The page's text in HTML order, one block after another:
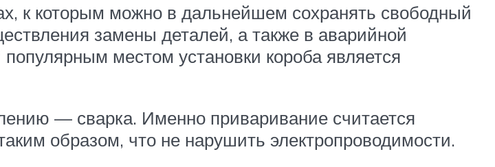
к которым можно в дальнейшем сохранять свободный
замены деталей, а также в аварийной
местом установки короба является
— сварка. Именно приваривание считается
образом, что не нарушить электропроводимости.